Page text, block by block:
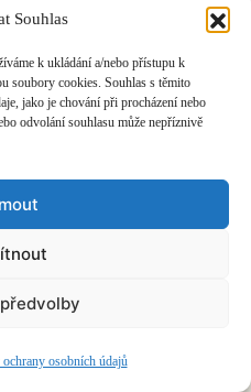
Souhlas
k ukládání a/nebo přístupu k
soubory cookies. Souhlas s těmito
jako je chování při procházení nebo
odvolání souhlasu může nepříznivě
ochrany osobních údajů
Hudební informační středisko
admin